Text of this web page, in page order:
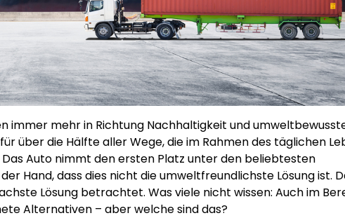
immer mehr in Richtung Nachhaltigkeit und
über die Hälfte aller Wege, die im Rahmen des täglichen
Auto nimmt den ersten Platz unter den beliebtesten
Hand, dass dies nicht die umweltfreundlichste Lösung ist.
Lösung betrachtet. Was viele nicht wissen: Auch im
Alternativen – aber welche sind das?